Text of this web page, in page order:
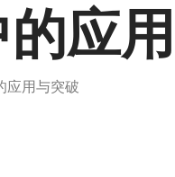
应
应用与突破